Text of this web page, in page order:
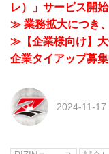
レ）」サービス開始
≫ 業務拡大につき
≫【企業様向け】大
企業タイアップ募集
2024-11-17